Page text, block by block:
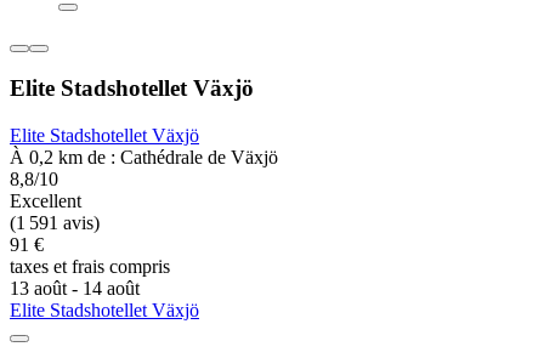
Elite Stadshotellet Växjö
Elite Stadshotellet Växjö
À 0,2 km de : Cathédrale de Växjö
8,8/10
Excellent
(1 591 avis)
91 €
taxes et frais compris
13 août - 14 août
Elite Stadshotellet Växjö